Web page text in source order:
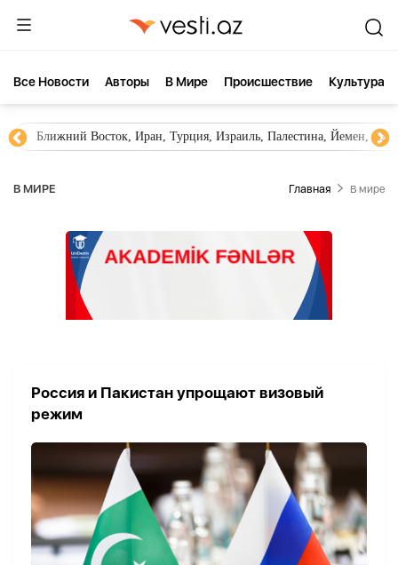
Все Новости Aвторы В Мире Происшествие Культура
Ближний Восток, Иран, Турция, Израиль, Палестина, Йемен,
В МИРЕ Главная В мире
Россия и Пакистан упрощают визовый
режим